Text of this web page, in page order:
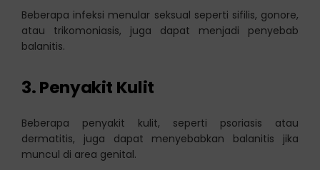
Beberapa infeksi menular seksual seperti sifilis, gonore,
atau trikomoniasis, juga dapat menjadi penyebab
balanitis.
3. Penyakit Kulit
Beberapa penyakit kulit, seperti psoriasis atau
dermatitis, juga dapat menyebabkan balanitis jika
muncul di area genital.